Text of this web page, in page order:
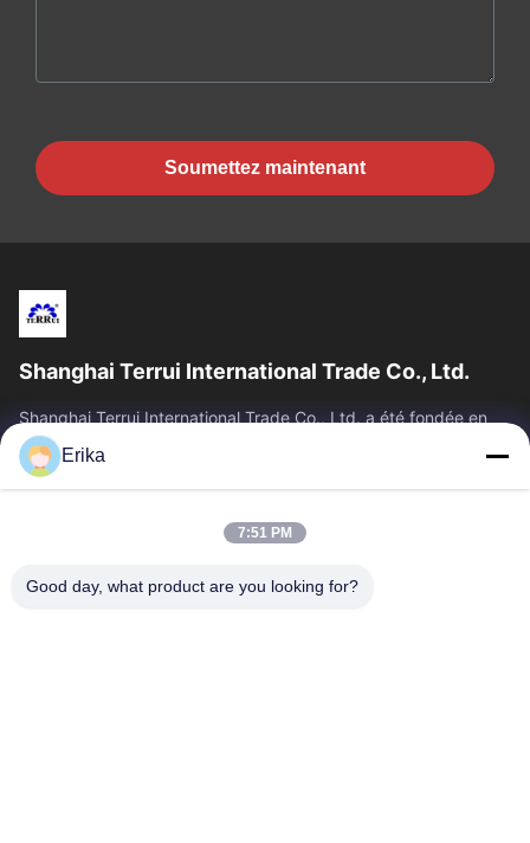
Soumettez maintenant
Shanghai Terrui International Trade Co., Ltd.
Shanghai Terrui International Trade Co., Ltd. a été fondée en
2002, spécialisée dans le développement, la fabrication et la
vente d'équipements...
Liens Rapides
Produits
À Propos De Nous
Contrôle De Qualité
Erika
7:51 PM
Good day, what product are you looking for?